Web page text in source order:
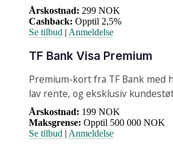
Årskostnad: 299 NOK
Cashback: Opptil 2,5%
Se tilbud | Anmeldelse
TF Bank Visa Premium
Premium-kort fra TF Bank med
lav rente, og eksklusiv
Årskostnad: 199 NOK
Maksgrense: Opptil 500 000 NOK
Se tilbud | Anmeldelse